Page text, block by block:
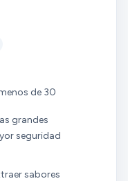
de 30
grandes
seguridad
sabores